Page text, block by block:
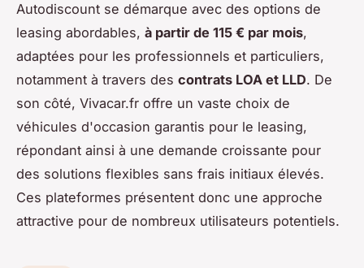
Autodiscount se démarque avec des options de
leasing abordables, à partir de 115 € par mois,
adaptées pour les professionnels et particuliers,
notamment à travers des contrats LOA et LLD. De
son côté, Vivacar.fr offre un vaste choix de
véhicules d'occasion garantis pour le leasing,
répondant ainsi à une demande croissante pour
des solutions flexibles sans frais initiaux élevés.
Ces plateformes présentent donc une approche
attractive pour de nombreux utilisateurs potentiels.